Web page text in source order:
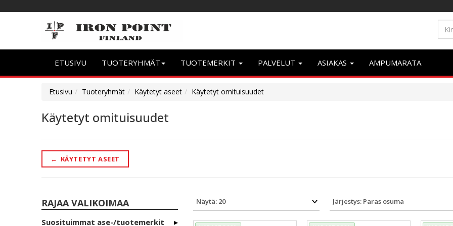
ETUSIVU TUOTERYHMÄT TUOTEMERKIT PALVELUT ASIAKAS AMPUMARATA
Etusivu Tuoteryhmät Käytetyt aseet Käytetyt omituisuudet
Käytetyt omituisuudet
← KÄYTETYT ASEET
RAJAA VALIKOIMAA
Suosituimmat ase-/tuotemerkit